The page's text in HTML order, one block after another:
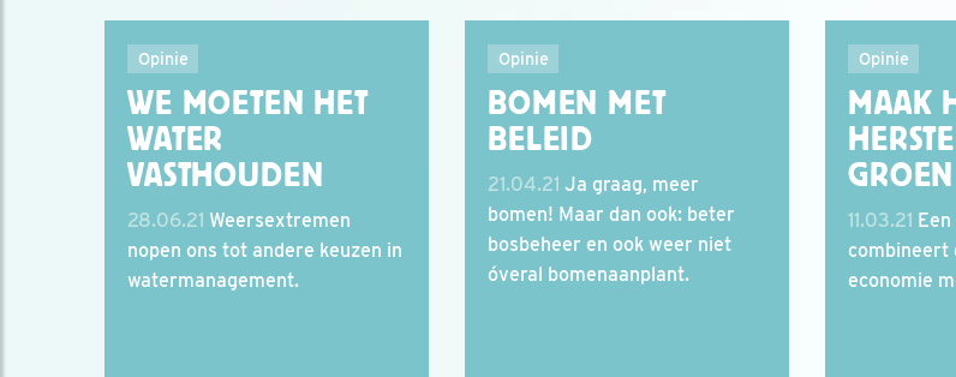
Opinie
WE MOETEN HET
WATER
VASTHOUDEN
28.06.21 Weersextremen
nopen ons tot andere keuzen in
watermanagement.
Opinie
BOMEN MET
BELEID
21.04.21 Ja graag, meer
bomen! Maar dan ook: beter
bosbeheer en ook weer niet
óveral bomenaanplant.
Opinie
MAAK
GROEN
11.03.21
combineert
economie